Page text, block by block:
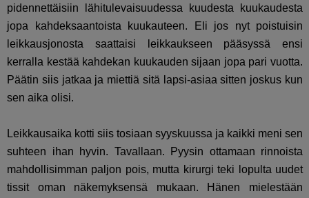
pidennettäisiin lähitulevaisuudessa kuudesta kuukaudesta
jopa kahdeksaantoista kuukauteen. Eli jos nyt poistuisin
leikkausjonosta saattaisi leikkaukseen pääsyssä ensi
kerralla kestää kahdekan kuukauden sijaan jopa pari vuotta.
Päätin siis jatkaa ja miettiä sitä lapsi-asiaa sitten joskus kun
sen aika olisi.
Leikkausaika kotti siis tosiaan syyskuussa ja kaikki meni sen
suhteen ihan hyvin. Tavallaan. Pyysin ottamaan rinnoista
mahdollisimman paljon pois, mutta kirurgi teki lopulta uudet
tissit oman näkemyksensä mukaan. Hänen mielestään